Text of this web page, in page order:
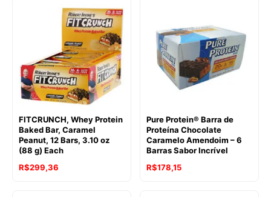
FITCRUNCH, Whey Protein
Baked Bar, Caramel
Peanut, 12 Bars, 3.10 oz
(88 g) Each
R$299,36
Pure Protein® Barra de
Proteína Chocolate
Caramelo Amendoim – 6
Barras Sabor Incrível
R$178,15